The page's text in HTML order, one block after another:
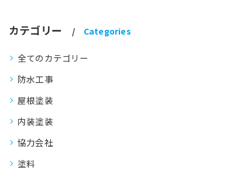
カテゴリー Categories
全てのカテゴリー
防水工事
屋根塗装
内装塗装
協力会社
塗料